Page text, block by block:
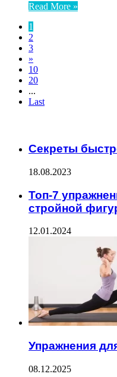
Read More »
1
2
3
»
10
20
...
Last
Секреты
18.08.2023
Топ-7
стройной
12.01.2024
Упражнения
08.12.2025